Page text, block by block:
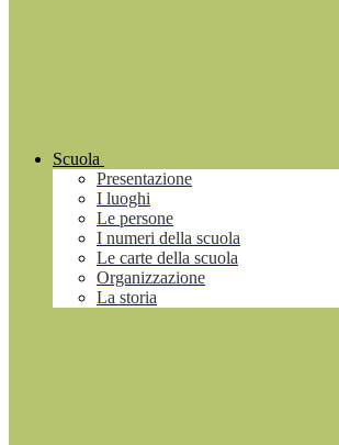
Scuola
Presentazione
I luoghi
Le persone
I numeri della scuola
Le carte della scuola
Organizzazione
La storia